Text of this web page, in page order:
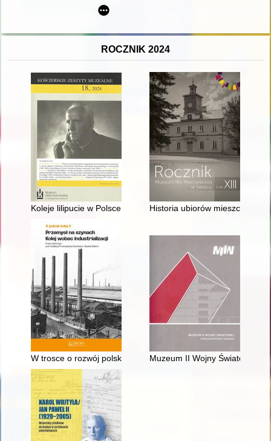
ROCZNIK 2024
Koleje lilipucie w Polsce Historia ubiorów
W trosce o rozwój polskiego przemysłu kolejowego : myśl
Muzeum II Wojny Światowej :